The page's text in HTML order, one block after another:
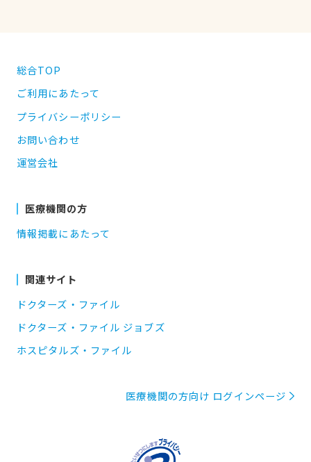
総合TOP
ご利用にあたって
プライバシーポリシー
お問い合わせ
運営会社
医療機関の方
情報掲載にあたって
関連サイト
ドクターズ・ファイル
ドクターズ・ファイル ジョブズ
ホスピタルズ・ファイル
医療機関の方向け ログインページ